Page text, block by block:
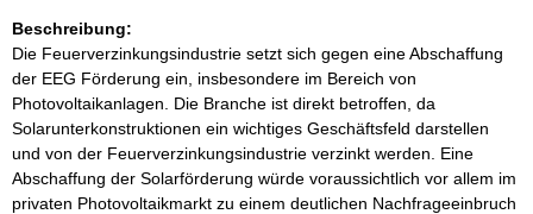
Beschreibung:
Die Feuerverzinkungsindustrie setzt sich gegen eine Abschaffung
der EEG Förderung ein, insbesondere im Bereich von
Photovoltaikanlagen. Die Branche ist direkt betroffen, da
Solarunterkonstruktionen ein wichtiges Geschäftsfeld darstellen
und von der Feuerverzinkungsindustrie verzinkt werden. Eine
Abschaffung der Solarförderung würde voraussichtlich vor allem im
privaten Photovoltaikmarkt zu einem deutlichen Nachfrageeinbruch